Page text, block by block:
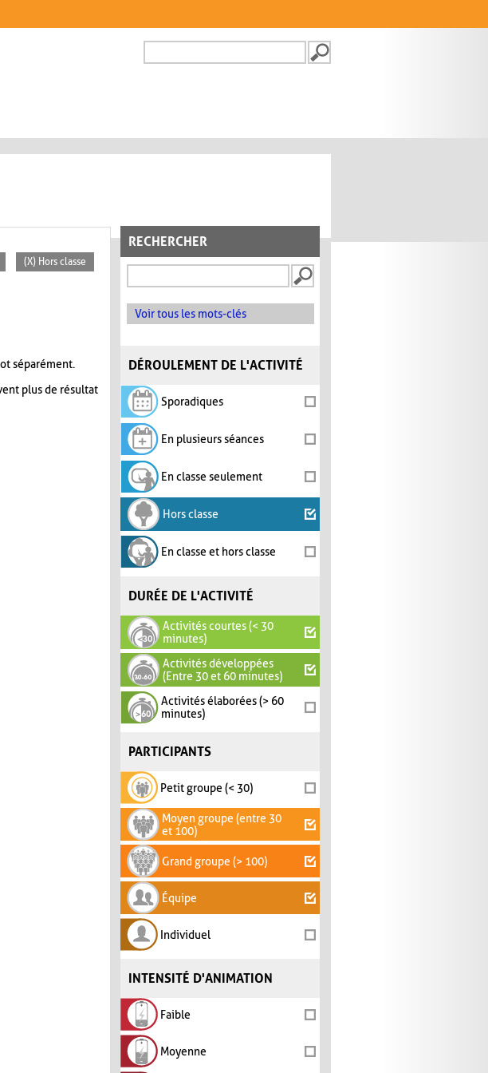
FORMULAIRE DE
RECHERCHER
Voir tous les mots-clés
DÉROULEMENT DE L'ACTIVITÉ
Sporadiques
En plusieurs séances
En classe seulement
Hors classe
En classe et hors classe
DURÉE DE L'ACTIVITÉ
Activités courtes (< 30
minutes)
Activités développées
(Entre 30 et 60 minutes)
Activités élaborées (> 60
minutes)
PARTICIPANTS
Petit groupe (< 30)
Moyen groupe (entre 30
et 100)
Grand groupe (> 100)
Équipe
Individuel
INTENSITÉ D'ANIMATION
Faible
Moyenne
(X) Hors classe
séparément.
plus de résultat